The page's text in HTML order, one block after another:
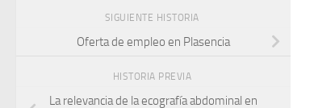
SIGUIENTE HISTORIA
Oferta de empleo en Plasencia
HISTORIA PREVIA
La relevancia de la ecografía abdominal en